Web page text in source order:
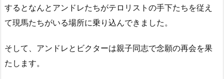
するとなんとアンドレたちがテロリストの手下たちを従え
て現馬たちがいる場所に乗り込んできました。
そして、アンドレとビクターは親子同志で念願の再会を果
たします。